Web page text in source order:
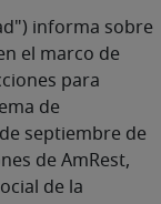
informa sobre
el marco de
para
de
septiembre de
de AmRest,
de la